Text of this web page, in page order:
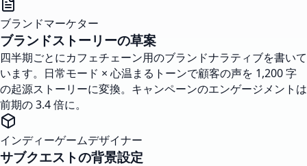
ブランドマーケター
ブランドストーリーの草案
四半期ごとにカフェチェーン用のブランドナラティブを書いて
います。日常モード × 心温まるトーンで顧客の声を 1,200 字
の起源ストーリーに変換。キャンペーンのエンゲージメントは
前期の 3.4 倍に。
インディーゲームデザイナー
サブクエストの背景設定